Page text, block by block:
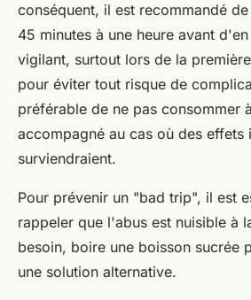
conséquent, il est recommandé
45 minutes à une heure avant
vigilant, surtout lors de la
pour éviter tout risque de
préférable de ne pas consommer
accompagné au cas où des effets
surviendraient.
Pour prévenir un "bad trip", il est
rappeler que l'abus est nuisible à
besoin, boire une boisson sucrée
une solution alternative.